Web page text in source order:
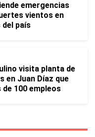
emergencias
vientos en
país
visita planta de
en Juan Díaz que
100 empleos